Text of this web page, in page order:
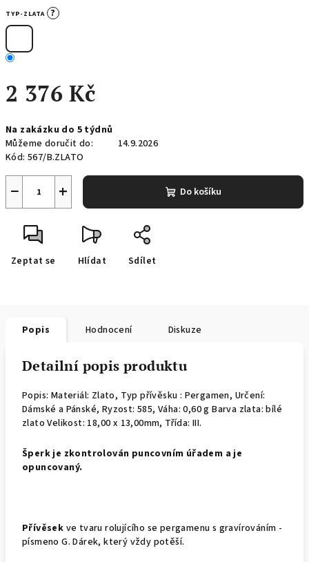
TYP-ZLATA ?
2 376 Kč
cena:
Na zakázku do 5 týdnů
Můžeme doručit do:
14.9.2026
Kód: 567/B.ZLATO
+
− Do košíku
Zeptat se Hlídat Sdílet
Popis Hodnocení Diskuze
Detailní popis produktu
Popis: Materiál: Zlato, Typ přívěsku : Pergamen, Určení:
Dámské a Pánské, Ryzost: 585, Váha: 0,60 g Barva zlata: bílé
zlato Velikost: 18,00 x 13,00mm, Třída: III.
Šperk je zkontrolován puncovním úřadem a je
opuncovaný.
Přívěsek ve tvaru rolujícího se pergamenu s gravírováním -
písmeno G. Dárek, který vždy potěší.